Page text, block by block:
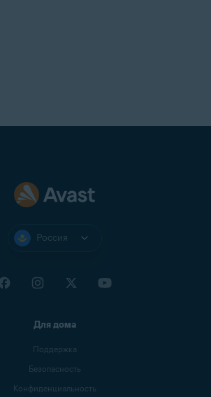
Россия
Для дома
Поддержка
Безопасность
Конфиденциальность